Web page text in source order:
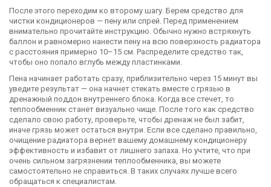
После этого переходим ко второму шагу. Берем средство для
чистки кондиционеров — пену или спрей. Перед применением
внимательно прочитайте инструкцию. Обычно нужно встряхнуть
баллон и равномерно нанести пену на всю поверхность радиатора
с расстояния примерно 10–15 см. Распределите средство так,
чтобы оно попало вглубь между пластинками.
Пена начинает работать сразу, приблизительно через 15 минут вы
уведите результат — она начнет стекать вместе с грязью в
дренажный поддон внутреннего блока. Когда все стечет, то
теплообменник станет визуально чище. После того как средство
сделало свою работу, проверьте, чтобы дренаж не был забит,
иначе грязь может остаться внутри. Если все сделано правильно,
очищение радиатора вернет вашему домашнему кондиционеру
эффективность и избавит от лишнего запаха. Но учтите, что при
очень сильном загрязнении теплообменника, вы можете
самостоятельно не справиться. В таких случаях лучше всего
обращаться к специалистам.